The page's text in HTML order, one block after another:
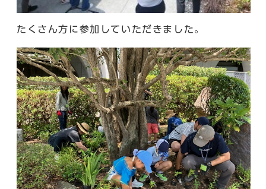
たくさん方に参加していただきました。